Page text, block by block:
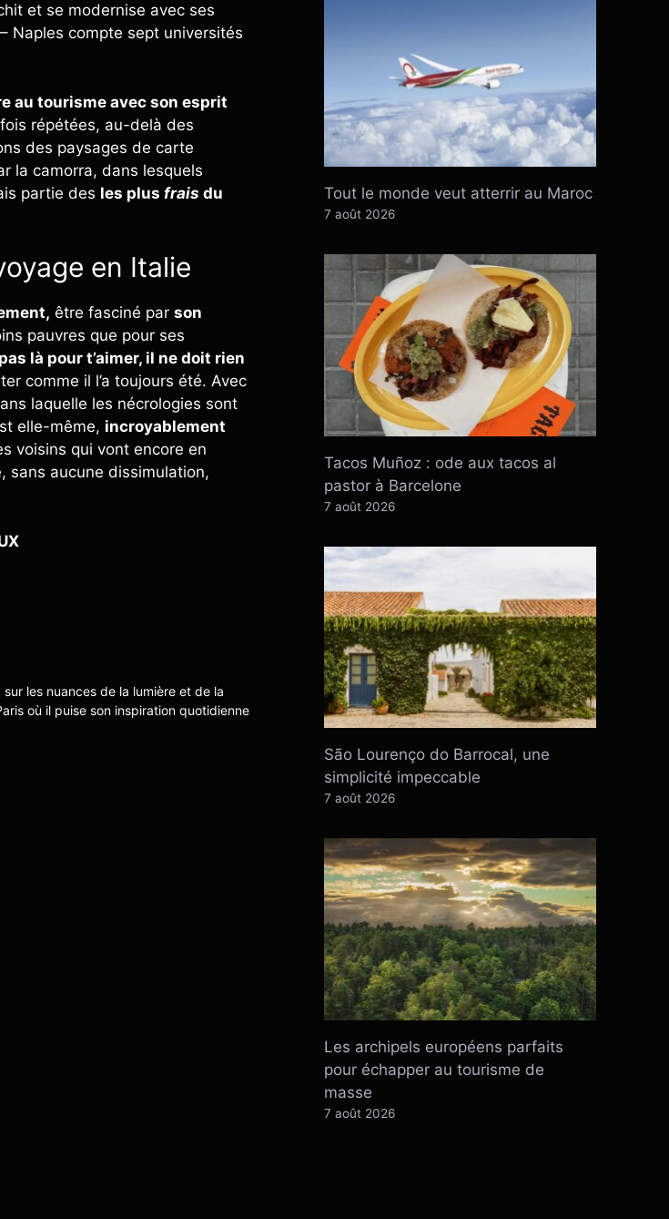
et se modernise avec ses
Naples compte sept universités
au tourisme avec son esprit
répétées, au-delà des
des paysages de carte
la camorra, dans lesquels
partie des les plus frais du
en Italie
être fasciné par son
pauvres que pour ses
là pour t’aimer, il ne doit rien
comme il l’a toujours été. Avec
laquelle les nécrologies sont
elle-même, incroyablement
voisins qui vont encore en
sans aucune dissimulation,
les nuances de la lumière et de la
où il puise son inspiration quotidienne
Tout le monde veut atterrir au Maroc
7 août 2026
Tacos Muñoz : ode aux tacos al
pastor à Barcelone
7 août 2026
São Lourenço do Barrocal, une
simplicité impeccable
7 août 2026
Les archipels européens parfaits
pour échapper au tourisme de
masse
7 août 2026